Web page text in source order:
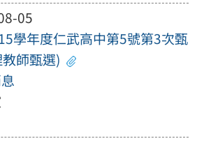
05
學年度仁武高中第5號第3次甄
師甄選)